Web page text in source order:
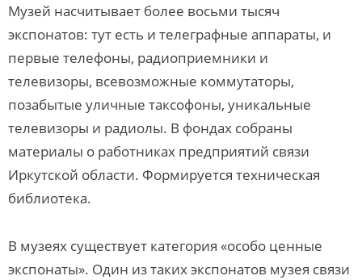
Музей насчитывает более восьми тысяч
экспонатов: тут есть и телеграфные аппараты, и
первые телефоны, радиоприемники и
телевизоры, всевозможные коммутаторы,
позабытые уличные таксофоны, уникальные
телевизоры и радиолы. В фондах собраны
материалы о работниках предприятий связи
Иркутской области. Формируется техническая
библиотека.
В музеях существует категория «особо ценные
экспонаты». Один из таких экспонатов музея связи